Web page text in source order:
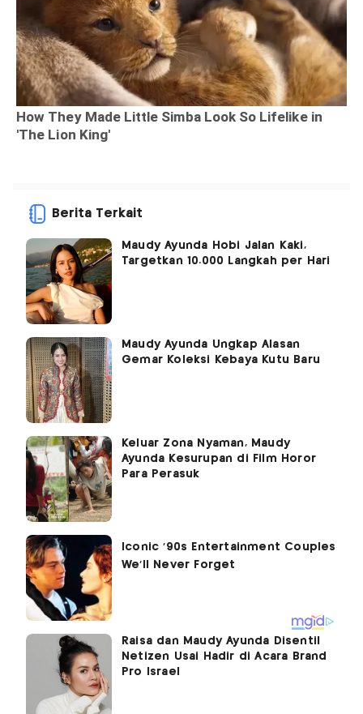
Berita Terkait
Maudy Ayunda Hobi Jalan Kaki,
Targetkan 10.000 Langkah per Hari
Maudy Ayunda Ungkap Alasan
Gemar Koleksi Kebaya Kutu Baru
Keluar Zona Nyaman, Maudy
Ayunda Kesurupan di Film Horor
Para Perasuk
Raisa dan Maudy Ayunda Disentil
Netizen Usai Hadir di Acara Brand
Pro Israel